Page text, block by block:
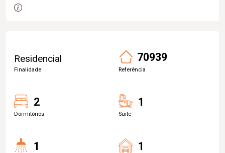
Residencial
Finalidade
70939
Referência
2
Dormitórios
1
Suite
1 1